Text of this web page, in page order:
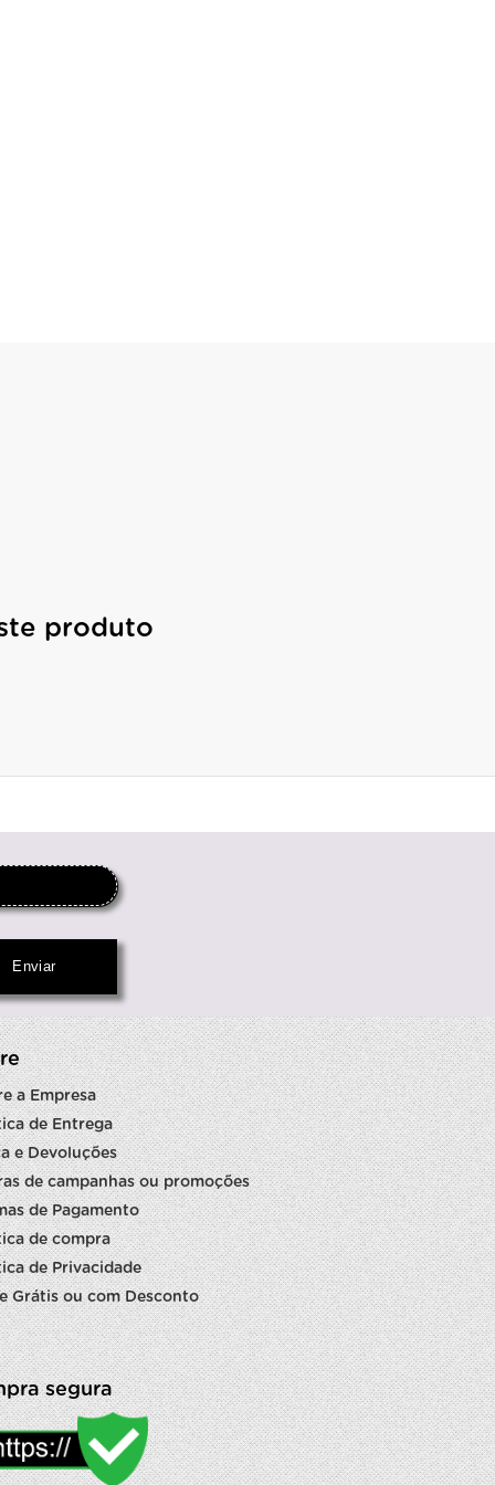
produto
a Empresa
de Entrega
e Devoluções
de campanhas ou promoções
de Pagamento
de compra
de Privacidade
Grátis ou com Desconto
segura